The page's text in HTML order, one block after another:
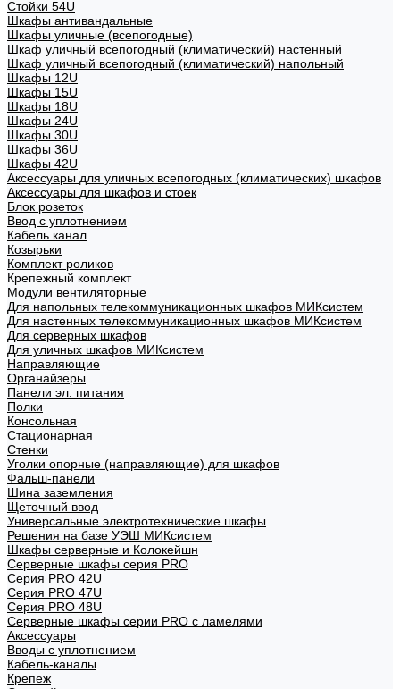
Стойки 54U
Шкафы антивандальные
Шкафы уличные (всепогодные)
Шкаф уличный всепогодный (климатический) настенный
Шкаф уличный всепогодный (климатический) напольный
Шкафы 12U
Шкафы 15U
Шкафы 18U
Шкафы 24U
Шкафы 30U
Шкафы 36U
Шкафы 42U
Аксессуары для уличных всепогодных (климатических) шкафов
Аксессуары для шкафов и стоек
Блок розеток
Ввод с уплотнением
Кабель канал
Козырьки
Комплект роликов
Крепежный комплект
Модули вентиляторные
Для напольных телекоммуникационных шкафов МИКсистем
Для настенных телекоммуникационных шкафов МИКсистем
Для серверных шкафов
Для уличных шкафов МИКсистем
Направляющие
Органайзеры
Панели эл. питания
Полки
Консольная
Стационарная
Стенки
Уголки опорные (направляющие) для шкафов
Фальш-панели
Шина заземления
Щеточный ввод
Универсальные электротехнические шкафы
Решения на базе УЭШ МИКсистем
Шкафы серверные и Колокейшн
Серверные шкафы серия PRO
Серия PRO 42U
Серия PRO 47U
Серия PRO 48U
Серверные шкафы серии PRO с ламелями
Аксессуары
Вводы с уплотнением
Кабель-каналы
Крепеж